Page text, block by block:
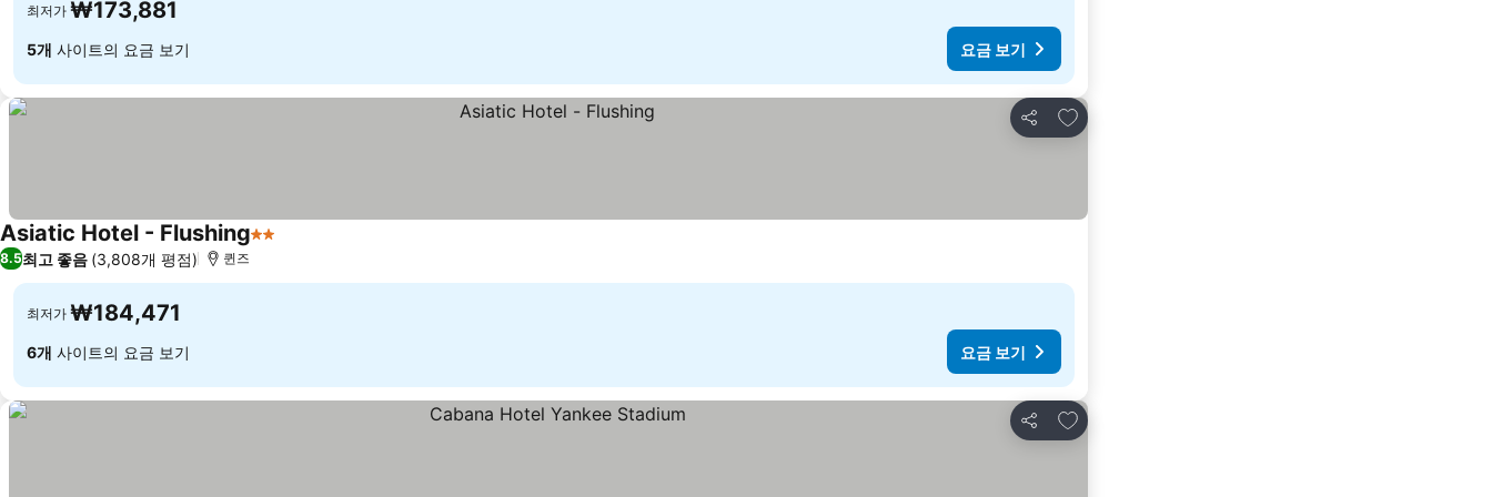
최저가 ₩173,881
5개 사이트의 요금 보기 요금 보기
공유
즐겨찾기에 추가
Asiatic Hotel - Flushing2 성급
8.5최고 좋음 (3,808개 평점) 퀸즈
최저가 ₩184,471
6개 사이트의 요금 보기 요금 보기
공유
즐겨찾기에 추가